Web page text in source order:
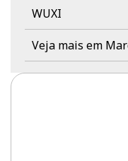
WUXI
Veja mais em